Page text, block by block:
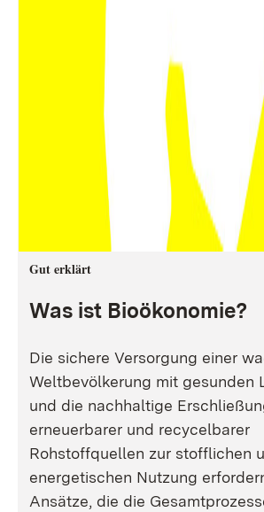
Gut erklärt
Was ist Bioökonomie?
Die sichere Versorgung einer
Weltbevölkerung mit gesunden
und die nachhaltige
erneuerbarer und recycelbarer
Rohstoffquellen zur stofflichen
energetischen Nutzung
Ansätze, die die